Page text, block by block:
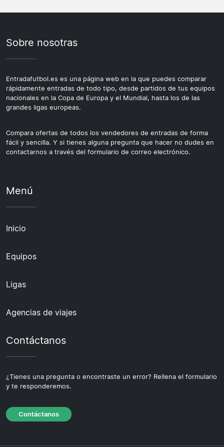
Sobre nosotras
Entradafutbol.es es una página web en la que puedes comparar
rápidamente entradas de todo tipo, desde partidos de tus equipos
nacionales en la Copa de Europa y el Mundial, hasta los de las
grandes ligas europeas.
Compara ofertas de todos los vendedores de entradas de forma
fácil y sencilla. Y si tienes alguna pregunta que hacer no dudes en
contactarnos a través del formulario de correo electrónico.
Menú
Inicio
Equipos
Ligas
Agencias de viajes
Contáctanos
¿Tienes una pregunta o encontraste un error? Rellena el formulario
y te responderemos.
Contáctanos